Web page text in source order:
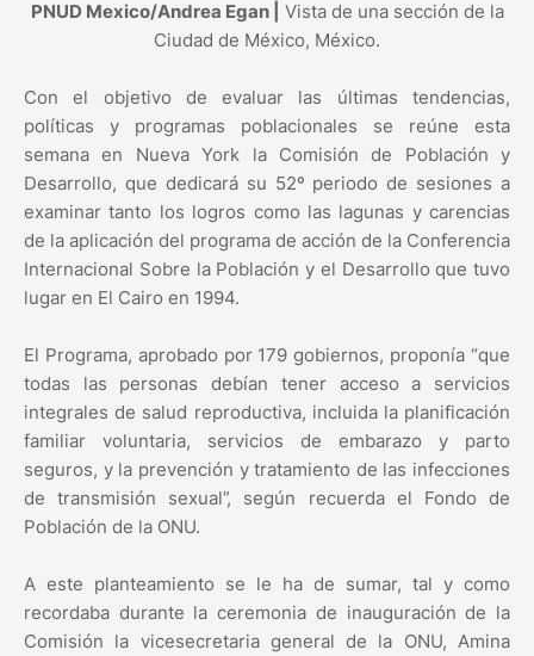
PNUD Mexico/Andrea Egan |
Vista de una sección de la
Ciudad de México, México.
Con el objetivo de evaluar las últimas tendencias,
políticas y programas poblacionales se reúne esta
semana en Nueva York la Comisión de Población y
Desarrollo, que dedicará su 52º periodo de sesiones a
examinar tanto los logros como las lagunas y carencias
de la aplicación del programa de acción de la Conferencia
Internacional Sobre la Población y el Desarrollo que tuvo
lugar en El Cairo en 1994.
El Programa, aprobado por 179 gobiernos, proponía “que
todas las personas debían tener acceso a servicios
integrales de salud reproductiva, incluida la planificación
familiar voluntaria, servicios de embarazo y parto
seguros, y la prevención y tratamiento de las infecciones
de transmisión sexual”, según recuerda el Fondo de
Población de la ONU.
A este planteamiento se le ha de sumar, tal y como
recordaba durante la ceremonia de inauguración de la
Comisión la vicesecretaria general de la ONU, Amina